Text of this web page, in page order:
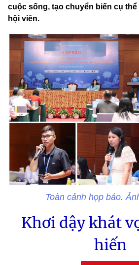
cuộc sống, tạo chuyển biến cụ
hội viên.
Toàn cảnh họp báo.
Khơi dậy khát
hiến